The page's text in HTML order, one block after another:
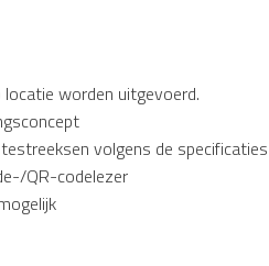
worden uitgevoerd.
volgens de
QR-codelezer